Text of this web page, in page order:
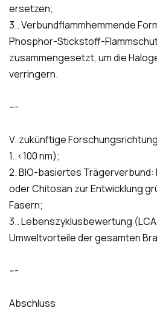
ersetzen;
3.. Verbundflammhemmende
Phosphor-Stickstoff-
zusammengesetzt, um die
verringern.
---
V. zukünftige
1..<100 nm);
2. BIO-basiertes Trägerverbund:
oder Chitosan zur Entwicklung
Fasern;
3.. Lebenszyklusbewertung
Umweltvorteile der gesamten
---
Abschluss